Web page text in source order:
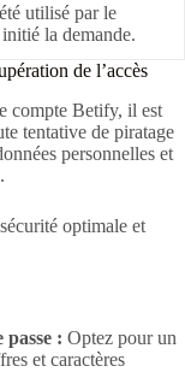
utilisé par le
la demande.
de l’accès
compte Betify, il est
tentative de piratage
personnelles et
optimale et
: Optez pour un
et caractères